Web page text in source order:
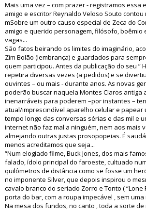
Mais uma vez – com prazer - registramos essa
amigo e escritor Reynaldo Veloso Souto
mSobre um outro causo especial de Zeca do
amigo e querido personagem, filósofo, boêmio
vagas...
São fatos beirando os limites do imaginário,
Zim Bolão (lembrança) e guardados para
quem participou. Antes da publicação do seu ”
repetira diversas vezes (a pedidos) e se
ouvintes – ou mais - durante anos. As novas
poderão buscar naquela Montes Claros antiga
inenarráveis para poderem –por instantes –
atual/imprescindível aparelho celular e papear
tempo longe das conversas sérias e das mil e
internet não faz mal a ninguém, nem aos mais
almejando outras justas prosopopeias. É
menos acreditamos que seja...
“Num elogiado filme, Buck Jones, dos mais
falado, ídolo principal do faroeste, cultuado
quilômetros de distância como se fosse um
no imponente Silver, que depois inspirou o
cavalo branco do seriado Zorro e Tonto ( “Lone
porta do bar, com a roupa impecável , sem
Na mesa dos fundos, no canto , toda a sorte